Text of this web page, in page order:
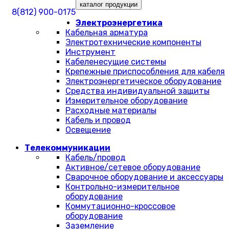
8(812) 900-0175
каталог продукции
Электроэнергетика
Кабельная арматура
Электротехнические компоненты
Инструмент
Кабеленесущие системы
Крепежные приспособления для кабеля
Электроэнергетическое оборудование
Средства индивидуальной защиты
Измерительное оборудование
Расходные материалы
Кабель и провод
Освещение
Телекоммуникации
Кабель/провод
Активное/сетевое оборудование
Сварочное оборудование и аксессуары
Контрольно-измерительное
оборудование
Коммутационно-кроссовое
оборудование
Заземление